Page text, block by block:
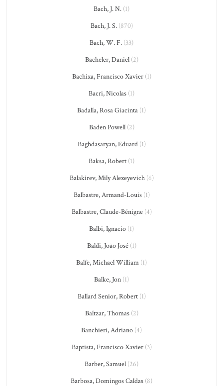
Bach, J. N. (1)
Bach, J. S.(870)
Bach, W. F. (33)
Bacheler, Daniel(2)
Bachixa, Francisco Xavier(1)
Bacri, Nicolas (1)
Badalla, Rosa Giacinta (1)
Baden Powell(2)
Baghdasaryan, Eduard(1)
Baksa, Robert (1)
Balakirev, Mily Alexeyevich(6)
Balbastre, Armand-Louis(1)
Balbastre, Claude-Bénigne(4)
Balbi, Ignacio (1)
Baldi, João José(1)
Balfe, Michael William (1)
Balke, Jon (1)
Ballard Senior, Robert(1)
Baltzar, Thomas(2)
Banchieri, Adriano (4)
Baptista, Francisco Xavier(3)
Barber, Samuel (26)
Barbosa, Domingos Caldas (8)